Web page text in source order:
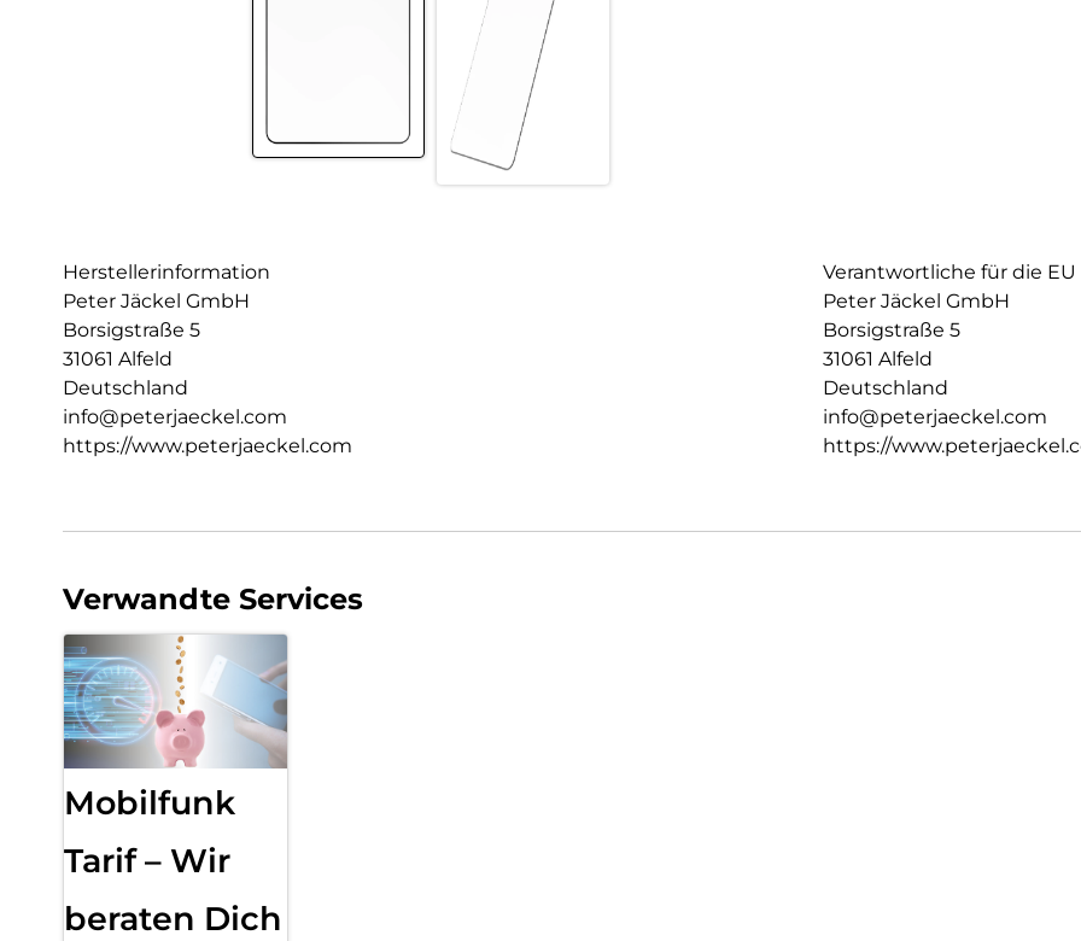
Herstellerinformation
Peter Jäckel GmbH
Borsigstraße 5
31061 Alfeld
Deutschland
info@peterjaeckel.com
https://www.peterjaeckel.com
Verantwortliche für die EU
Peter Jäckel GmbH
Borsigstraße 5
31061 Alfeld
Deutschland
info@peterjaeckel.com
https://
Verwandte Services
Mobilfunk
Tarif – Wir
beraten Dich